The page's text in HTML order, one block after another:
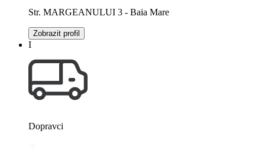
Str. MARGEANULUI 3 - Baia Mare
Zobrazit profil
I
Dopravci